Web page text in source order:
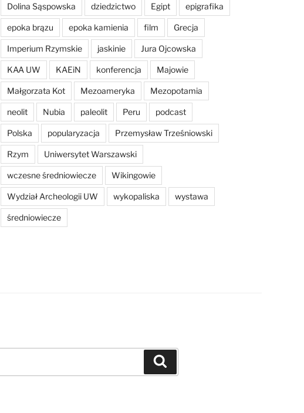
Dolina Sąspowska dziedzictwo Egipt epigrafika
epoka brązu epoka kamienia film Grecja
Imperium Rzymskie jaskinie Jura Ojcowska
KAA UW KAEiN konferencja Majowie
Małgorzata Kot Mezoameryka Mezopotamia
neolit Nubia paleolit Peru podcast
Polska popularyzacja Przemysław Trześniowski
Rzym Uniwersytet Warszawski
wczesne średniowiecze Wikingowie
Wydział Archeologii UW wykopaliska wystawa
średniowiecze